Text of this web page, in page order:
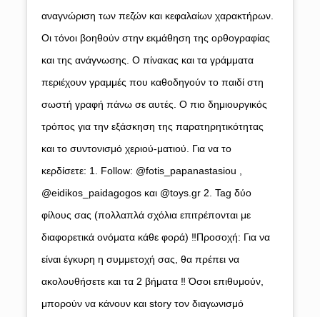
αναγνώριση των πεζών και κεφαλαίων χαρακτήρων.
Οι τόνοι βοηθούν στην εκμάθηση της ορθογραφίας
και της ανάγνωσης. Ο πίνακας και τα γράμματα
περιέχουν γραμμές που καθοδηγούν το παιδί στη
σωστή γραφή πάνω σε αυτές. Ο πιο δημιουργικός
τρόπος για την εξάσκηση της παρατηρητικότητας
και το συντονισμό χεριού-ματιού. Για να το
κερδίσετε: 1. Follow: @fotis_papanastasiou ,
@eidikos_paidagogos και @toys.gr 2. Tag δύο
φίλους σας (πολλαπλά σχόλια επιτρέπονται με
διαφορετικά ονόματα κάθε φορά) ‼Προσοχή: Για να
είναι έγκυρη η συμμετοχή σας, θα πρέπει να
ακολουθήσετε και τα 2 βήματα ‼ Όσοι επιθυμούν,
μπορούν να κάνουν και story τον διαγωνισμό